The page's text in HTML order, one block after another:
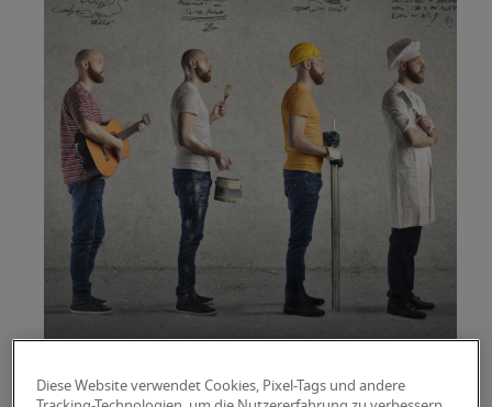
Diese Website verwendet Cookies, Pixel-Tags und andere